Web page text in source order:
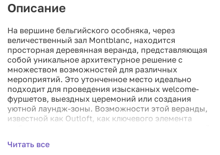
Описание
На вершине бельгийского особняка, через
величественный зал Montblanc, находится
просторная деревянная веранда, представляющая
собой уникальное архитектурное решение с
множеством возможностей для различных
мероприятий. Это утонченное место идеально
подходит для проведения изысканных welcome-
фуршетов, выездных церемоний или создания
уютной лаундж-зоны. Возможности этой веранды,
известной как Outloft, как ключевого элемента
но также служит символом роскоши и тонкого
Читать все